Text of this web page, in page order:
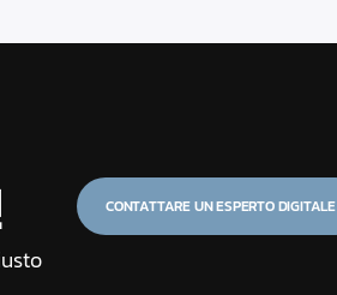
CONTATTARE UN ESPERTO DIGITALE